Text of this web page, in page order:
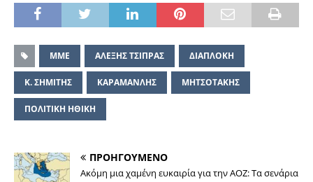
΄ΜΜΕ ΑΛΕΞΗΣ ΤΣΙΠΡΑΣ ΔΙΑΠΛΟΚΗ
Κ. ΣΗΜΙΤΗΣ ΚΑΡΑΜΑΝΛΗΣ ΜΗΤΣΟΤΑΚΗΣ
ΠΟΛΙΤΙΚΗ ΗΘΙΚΗ
ΠΡΟΗΓΟΥΜΕΝΟ
Ακόμη μια χαμένη ευκαιρία για την ΑΟΖ: Τα σενάρια